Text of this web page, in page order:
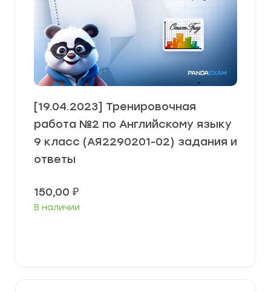
[19.04.2023] Тренировочная
работа №2 по Английскому языку
9 класс (АЯ2290201-02) задания и
ответы
150,00 ₽
В наличии